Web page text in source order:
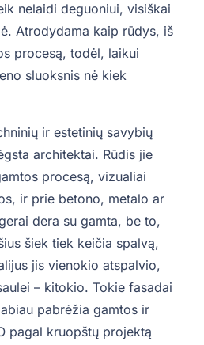
nelaidi deguoniui, visiškai
Atrodydama kaip rūdys, iš
procesą, todėl, laikui
sluoksnis nė kiek
ir estetinių savybių
architektai. Rūdis jie
procesą, vizualiai
ir prie betono, metalo ar
dera su gamta, be to,
šiek tiek keičia spalvą,
jis vienokio atspalvio,
– kitokio. Tokie fasadai
pabrėžia gamtos ir
pagal kruopštų projektą